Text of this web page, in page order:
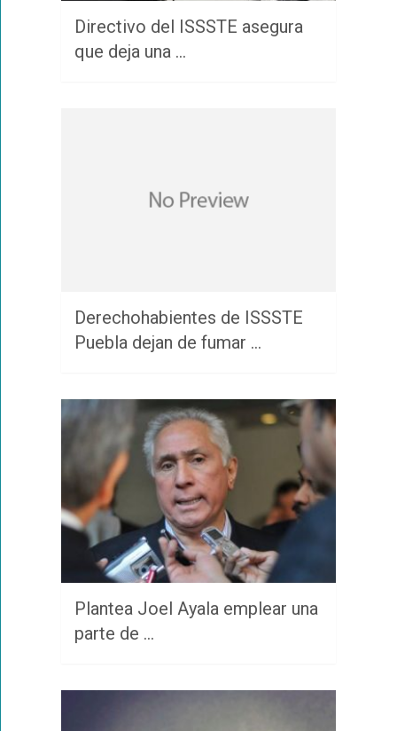
Directivo del ISSSTE asegura
que deja una …
Derechohabientes de ISSSTE
Puebla dejan de fumar …
Plantea Joel Ayala emplear una
parte de …